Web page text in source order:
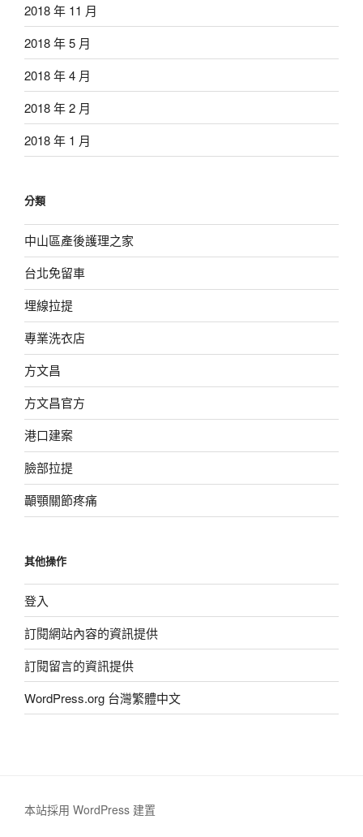
2018 年 11 月
2018 年 5 月
2018 年 4 月
2018 年 2 月
2018 年 1 月
分類
中山區產後護理之家
台北免留車
埋線拉提
專業洗衣店
方文昌
方文昌官方
港口建案
臉部拉提
顳顎關節疼痛
其他操作
登入
訂閱網站內容的資訊提供
訂閱留言的資訊提供
WordPress.org 台灣繁體中文
本站採用 WordPress 建置